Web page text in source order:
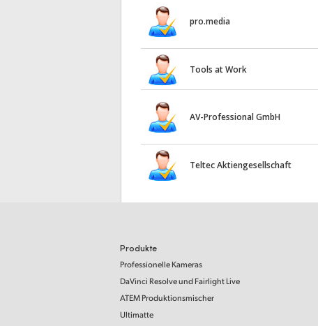
pro.media
Tools at Work
AV-Professional GmbH
Teltec Aktiengesellschaft
Produkte
Professionelle Kameras
DaVinci Resolveund Fairlight Live
ATEM Produktionsmischer
Ultimatte